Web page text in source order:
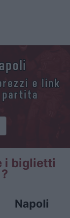
e link
partita
i biglietti
Napoli